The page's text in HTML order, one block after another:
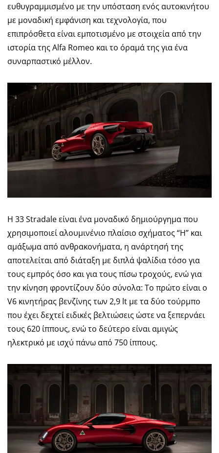
ευθυγραμμισμένο με την υπόσταση ενός αυτοκινήτου
με μοναδική εμφάνιση και τεχνολογία, που
επιπρόσθετα είναι εμποτισμένο με στοιχεία από την
ιστορία της Alfa Romeo και το όραμά της για ένα
συναρπαστικό μέλλον.
Η 33 Stradale είναι ένα μοναδικό δημιούργημα που
χρησιμοποιεί αλουμινένιο πλαίσιο σχήματος “Η” και
αμάξωμα από ανθρακονήματα, η ανάρτησή της
αποτελείται από διάταξη με διπλά ψαλίδια τόσο για
τους εμπρός όσο και για τους πίσω τροχούς, ενώ για
την κίνηση φροντίζουν δύο σύνολα: Το πρώτο είναι ο
V6 κινητήρας βενζίνης των 2,9 lt με τα δύο τούρμπο
που έχει δεχτεί ειδικές βελτιώσεις ώστε να ξεπερνάει
τους 620 ίππους, ενώ το δεύτερο είναι αμιγώς
ηλεκτρικό με ισχύ πάνω από 750 ίππους.